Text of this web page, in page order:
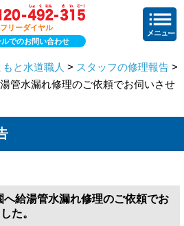
リーダイヤル
ルでのお問い合わせ
と水道職人 > スタッフの修理報告 >
管水漏れ修理のご依頼でお伺いさせ
給湯管水漏れ修理のご依頼でお
た。